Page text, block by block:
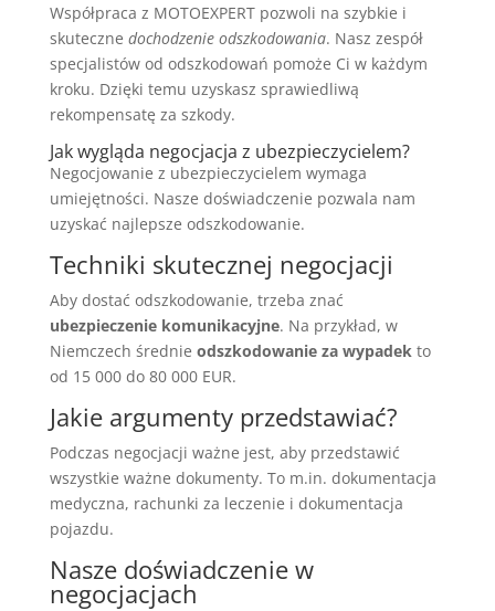
Współpraca z MOTOEXPERT pozwoli na szybkie i
skuteczne dochodzenie odszkodowania. Nasz zespół
specjalistów od odszkodowań pomoże Ci w każdym
kroku. Dzięki temu uzyskasz sprawiedliwą
rekompensatę za szkody.
Jak wygląda negocjacja z ubezpieczycielem?
Negocjowanie z ubezpieczycielem wymaga
umiejętności. Nasze doświadczenie pozwala nam
uzyskać najlepsze odszkodowanie.
Techniki skutecznej negocjacji
Aby dostać odszkodowanie, trzeba znać
ubezpieczenie komunikacyjne. Na przykład, w
Niemczech średnie odszkodowanie za wypadekto
od 15 000 do 80 000 EUR.
Jakie argumenty przedstawiać?
Podczas negocjacji ważne jest, aby przedstawić
wszystkie ważne dokumenty. To m.in. dokumentacja
medyczna, rachunki za leczenie i dokumentacja
pojazdu.
Nasze doświadczenie w
negocjacjach